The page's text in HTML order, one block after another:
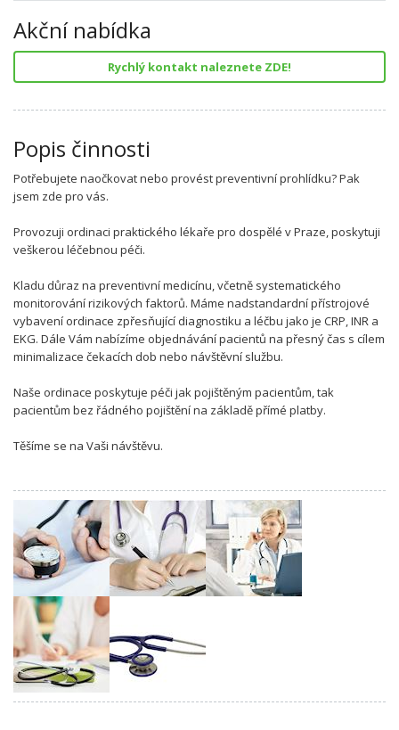
Akční nabídka
Rychlý kontakt naleznete ZDE!
Popis činnosti
Potřebujete naočkovat nebo provést preventivní prohlídku? Pak
jsem zde pro vás.
Provozuji ordinaci praktického lékaře pro dospělé v Praze, poskytuji
veškerou léčebnou péči.
Kladu důraz na preventivní medicínu, včetně systematického
monitorování rizikových faktorů. Máme nadstandardní přístrojové
vybavení ordinace zpřesňující diagnostiku a léčbu jako je CRP, INR a
EKG. Dále Vám nabízíme objednávání pacientů na přesný čas s cílem
minimalizace čekacích dob nebo návštěvní službu.
Naše ordinace poskytuje péči jak pojištěným pacientům, tak
pacientům bez řádného pojištění na základě přímé platby.
Těšíme se na Vaši návštěvu.